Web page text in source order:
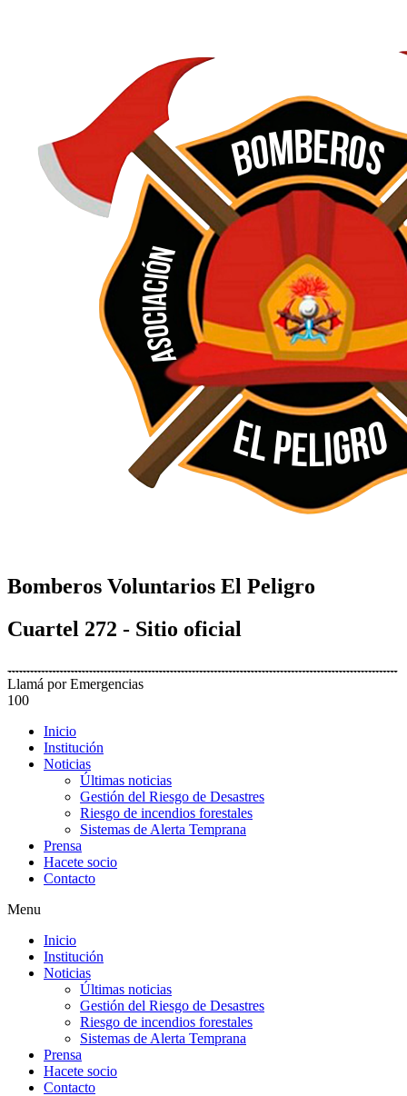
Bomberos Voluntarios El Peligro
Cuartel 272 - Sitio oficial
Llamá por Emergencias
100
Inicio
Institución
Noticias
Últimas noticias
Gestión del Riesgo de Desastres
Riesgo de incendios forestales
Sistemas de Alerta Temprana
Prensa
Hacete socio
Contacto
Menu
Inicio
Institución
Noticias
Últimas noticias
Gestión del Riesgo de Desastres
Riesgo de incendios forestales
Sistemas de Alerta Temprana
Prensa
Hacete socio
Contacto